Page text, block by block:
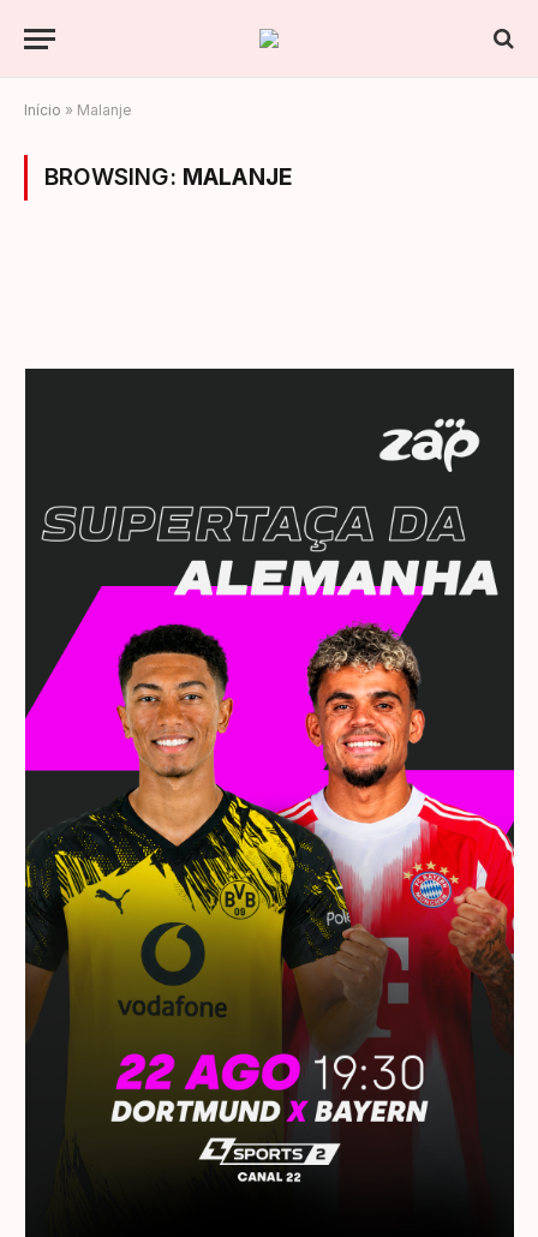
Início » Malanje
BROWSING: MALANJE